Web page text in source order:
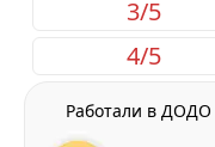
3/5
4/5
Работали в ДОДО